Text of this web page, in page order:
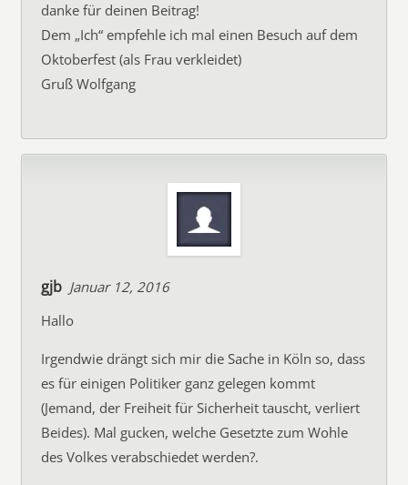
danke für deinen Beitrag!
Dem „Ich“ empfehle ich mal einen Besuch auf dem
Oktoberfest (als Frau verkleidet)
Gruß Wolfgang
gjb Januar 12, 2016
Hallo
Irgendwie drängt sich mir die Sache in Köln so, dass
es für einigen Politiker ganz gelegen kommt
(Jemand, der Freiheit für Sicherheit tauscht, verliert
Beides). Mal gucken, welche Gesetzte zum Wohle
des Volkes verabschiedet werden?.